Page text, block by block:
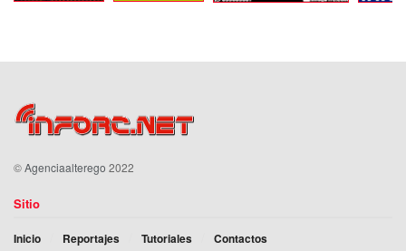
©Agenciaalterego 2022
Sitio
Inicio Reportajes Tutoriales Contactos